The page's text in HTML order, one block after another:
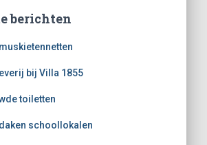
berichten
bij Villa 1855
toiletten
schoollokalen